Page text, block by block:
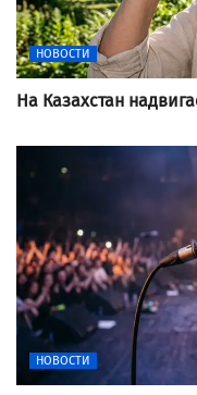
НОВОСТИ
На Казахстан
НОВОСТИ